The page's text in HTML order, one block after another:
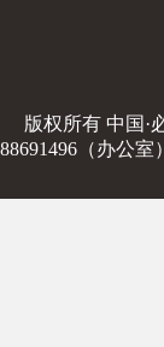
版权所有 中国·
88691496（办公室